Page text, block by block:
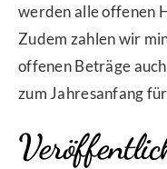
werden alle offenen
Zudem zahlen wir
offenen Beträge
zum Jahresanfang